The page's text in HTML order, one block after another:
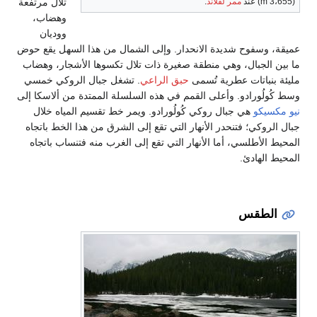
وإلى الشمال من هذا السهل يقع حوض
صغيرة ذات تلال تكسوها الأشجار، وهضاب
حبق الراعي. تشغل جبال الروكي خمسي
في هذه السلسلة الممتدة من ألاسكا إلى
كُولُورادو. ويمر خط تقسيم المياه خلال
التي تقع إلى الشرق من هذا الخط باتجاه
التي تقع إلى الغرب منه فتنساب باتجاه